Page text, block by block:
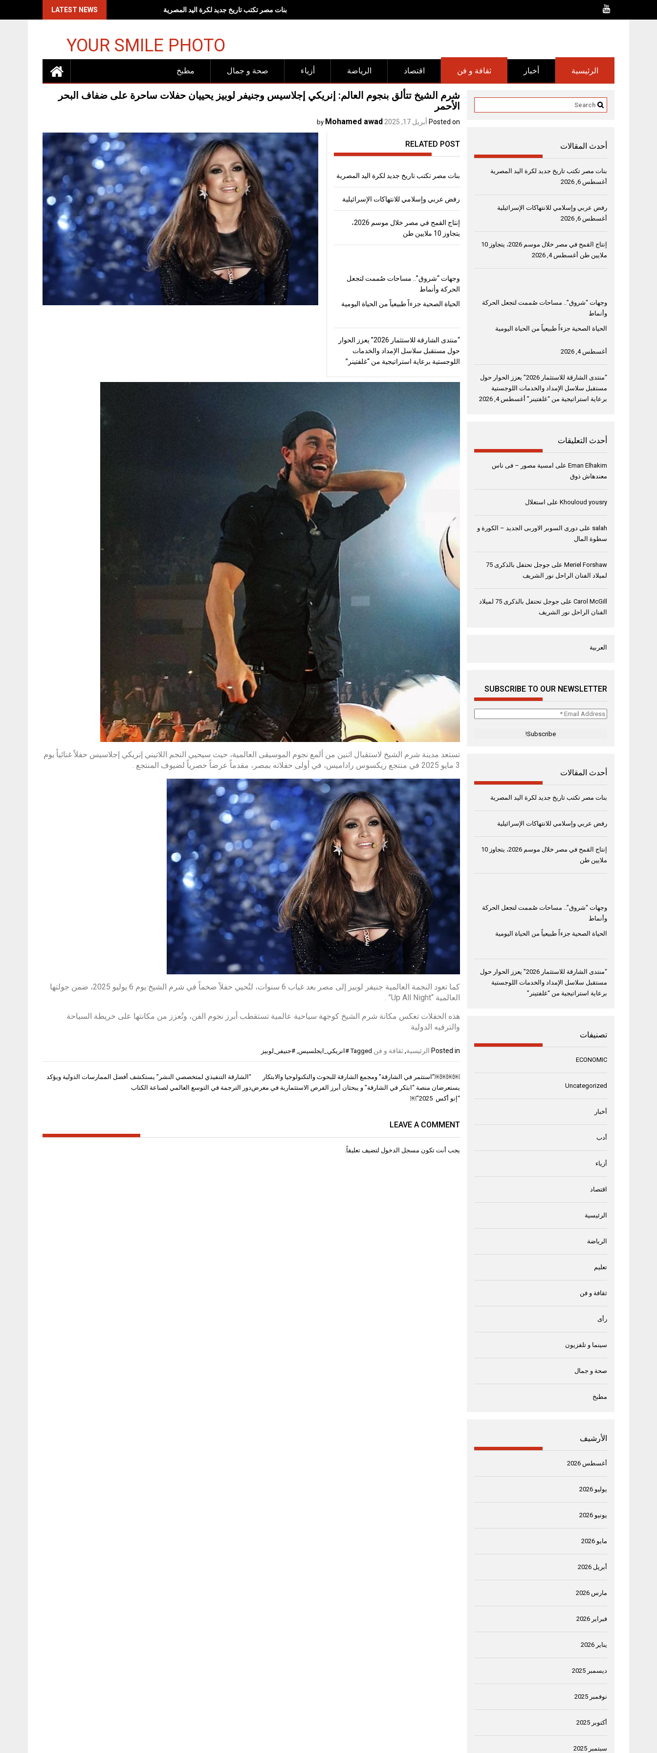
LATEST NEWS رفض عربي وإسلامي للانتهاكات الإسرائيلية
YOUR SMILE PHOTO
مطبخ صحة و جمال أزياء الرياضة اقتصاد ثقافة و فن أخبار الرئيسية
شرم الشيخ تتألق بنجوم العالم: إنريكي إجلاسيس وجنيفر لوبيز يحييان حفلات ساحرة على ضفاف البحر
الأحمر
Posted on أبريل 17, 2025 by
Mohamed awad
RELATED POST
بنات مصر تكتب تاريخ جديد لكرة اليد المصرية
رفض عربي وإسلامي للانتهاكات الإسرائيلية
إنتاج القمح في مصر خلال موسم 2026،
يتجاوز 10 ملايين طن
وجهات “شروق”.. مساحات صُممت لتجعل
الحركة وأنماط
الحياة الصحية جزءاً طبيعياً من الحياة اليومية
“منتدى الشارقة للاستثمار 2026” يعزز الحوار
حول مستقبل سلاسل الإمداد والخدمات
اللوجستية برعاية استراتيجية من “غلفتينر”
تستعد مدينة شرم الشيخ لاستقبال اثنين من ألمع نجوم الموسيقى العالمية، حيث سيحيي النجم اللاتيني إنريكي إجلاسيس حفلاً غنائياً يوم
3 مايو 2025 في منتجع ريكسوس راداميس، في أولى حفلاته بمصر، مقدماً عرضاً حصرياً لضيوف المنتجع .
كما تعود النجمة العالمية جنيفر لوبيز إلى مصر بعد غياب 6 سنوات، لتُحيي حفلاً ضخماً في شرم الشيخ يوم 6 يوليو 2025، ضمن جولتها
العالمية “Up All Night” .
هذه الحفلات تعكس مكانة شرم الشيخ كوجهة سياحية عالمية تستقطب أبرز نجوم الفن، وتُعزز من مكانتها على خريطة السياحة
والترفيه الدولية
Posted in الرئيسية,ثقافة و فن Tagged #انريكي_ايجلسيس, #جنيفر_لوبيز
تصفّح
المقالات
“الشارقة التنفيذي لمتخصصي النشر” يستكشف أفضل الممارسات الدولية ويؤكد
دور الترجمة في التوسع العالمي لصناعة الكتاب
￼￼￼￼”استثمر في الشارقة” ومجمع الشارقة للبحوث والتكنولوجيا والابتكار
يستعرضان منصة “ابتكر في الشارقة” و يبحثان أبرز الفرص الاستثمارية في معرض
“إنو أكس 2025″￼
LEAVE A COMMENT
يجب أنت تكون مسجل الدخول لتضيف تعليقاً.
أحدث المقالات
بنات مصر تكتب تاريخ جديد لكرة اليد المصرية
أغسطس 6, 2026
رفض عربي وإسلامي للانتهاكات الإسرائيلية
أغسطس 6, 2026
إنتاج القمح في مصر خلال موسم 2026، يتجاوز 10
ملايين طن أغسطس 4, 2026
وجهات “شروق”.. مساحات صُممت لتجعل الحركة
وأنماط
الحياة الصحية جزءاً طبيعياً من الحياة اليومية
أغسطس 4, 2026
“منتدى الشارقة للاستثمار 2026” يعزز الحوار حول
مستقبل سلاسل الإمداد والخدمات اللوجستية
برعاية استراتيجية من “غلفتينر” أغسطس 4, 2026
أحدث التعليقات
Eman Elhakim على امسية مصور – فى ناس
معندهاش ذوق
Khouloud yousry على استغلال
salah على دورى السوبر الاوربى الجديد – الكورة و
سطوة المال
Meriel Forshaw على
جوجل تحتفل بالذكرى 75
لميلاد الفنان الراحل نور الشريف
Carol McGill على
جوجل تحتفل بالذكرى 75 لميلاد
الفنان الراحل نور الشريف
العربية
SUBSCRIBE TO OUR NEWSLETTER
Email
أحدث المقالات
بنات مصر تكتب تاريخ جديد لكرة اليد المصرية
رفض عربي وإسلامي للانتهاكات الإسرائيلية
إنتاج القمح في مصر خلال موسم 2026، يتجاوز 10
ملايين طن
وجهات “شروق”.. مساحات صُممت لتجعل الحركة
وأنماط
الحياة الصحية جزءاً طبيعياً من الحياة اليومية
“منتدى الشارقة للاستثمار 2026” يعزز الحوار حول
مستقبل سلاسل الإمداد والخدمات اللوجستية
برعاية استراتيجية من “غلفتينر”
تصنيفات
ECONOMIC
Uncategorized
أخبار
أدب
أزياء
اقتصاد
الرئيسية
الرياضة
تعليم
ثقافة و فن
رأى
سينما و تلفزيون
صحة و جمال
مطبخ
الأرشيف
أغسطس 2026
يوليو 2026
يونيو 2026
مايو 2026
أبريل 2026
مارس 2026
فبراير 2026
يناير 2026
ديسمبر 2025
نوفمبر 2025
أكتوبر 2025
سبتمبر 2025